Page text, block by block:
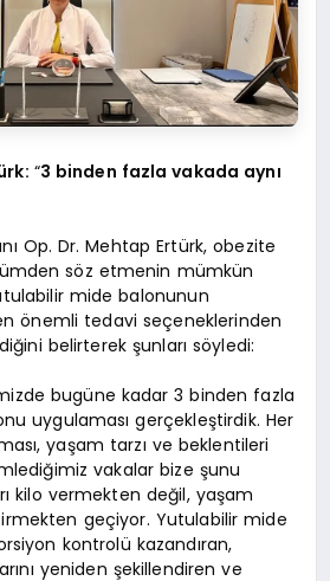
“3 binden fazla vakada aynı
Op. Dr. Mehtap Ertürk, obezite
söz etmenin mümkün
mide balonunun
önemli tedavi seçeneklerinden
belirterek şunları söyledi:
bugüne kadar 3 binden fazla
uygulaması gerçekleştirdik. Her
yaşam tarzı ve beklentileri
vakalar bize şunu
kilo vermekten değil, yaşam
geçiyor. Yutulabilir mide
kontrolü kazandıran,
yeniden şekillendiren ve